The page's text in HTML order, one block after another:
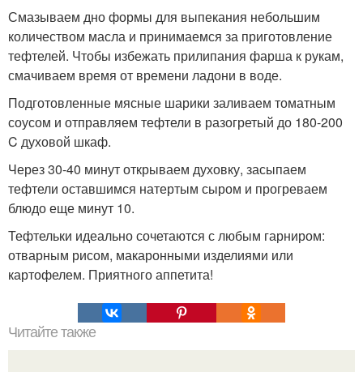
Смазываем дно формы для выпекания небольшим
количеством масла и принимаемся за приготовление
тефтелей. Чтобы избежать прилипания фарша к рукам,
смачиваем время от времени ладони в воде.
Подготовленные мясные шарики заливаем томатным
соусом и отправляем тефтели в разогретый до 180-200
C духовой шкаф.
Через 30-40 минут открываем духовку, засыпаем
тефтели оставшимся натертым сыром и прогреваем
блюдо еще минут 10.
Тефтельки идеально сочетаются с любым гарниром:
отварным рисом, макаронными изделиями или
картофелем. Приятного аппетита!
Читайте также